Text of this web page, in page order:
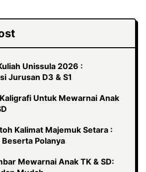
Unissula 2026 :
Jurusan D3 & S1
Untuk Mewarnai Anak
Kalimat Majemuk Setara :
Beserta Polanya
Mewarnai Anak TK & SD: